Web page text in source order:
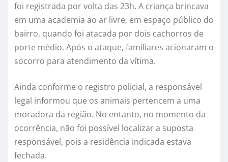
foi registrada por volta das 23h. A criança brincava
em uma academia ao ar livre, em espaço público do
bairro, quando foi atacada por dois cachorros de
porte médio. Após o ataque, familiares acionaram o
socorro para atendimento da vítima.
Ainda conforme o registro policial, a responsável
legal informou que os animais pertencem a uma
moradora da região. No entanto, no momento da
ocorrência, não foi possível localizar a suposta
responsável, pois a residência indicada estava
fechada.